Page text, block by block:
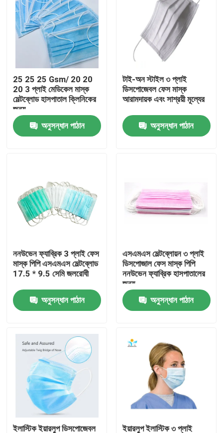
আমাদের সম্পর্কে
মান নিয়ন্ত্রণ
যোগাযোগ করুন
উদ্ধৃতির জন্য আবেদন
নিষ্পত্তিযোগ্য প্রতিরক্ষামূলক পরিধান
নিষ্পত্তিযোগ্য সুরক্ষা স্যুট
ডিসপোজেবল প্রতিরক্ষামূলক সামগ্রিক rall
25 25 25 Gsm/ 20 20
20 3 প্লাই মেডিকেল মাস্ক
মেল্টব্লোড হাসপাতাল ক্লিনিকের
জন্য
অনুসন্ধান পাঠান
টাই-অন স্টাইল ৩ প্লাই
ডিসপোজেবল ফেস মাস্ক
আরামদায়ক এবং সাশ্রয়ী মূল্যের
অনুসন্ধান পাঠান
ননউভেন ফ্যাব্রিক 3 প্লাই ফেস
মাস্ক পিপি এসএমএস মেল্টব্লোড
17.5 * 9.5 সেমি জলরোধী
অনুসন্ধান পাঠান
এসএমএস মেল্টব্লোয়ন ৩ প্লাই
ডিসপোজাল ফেস মাস্ক পিপি
ননউভেন ফ্যাব্রিক হাসপাতালের
জন্য
অনুসন্ধান পাঠান
ইলাস্টিক ইয়ারলুপ ডিসপোজেবল ইয়ারলুপ ইলাস্টিক ৩ প্লাই